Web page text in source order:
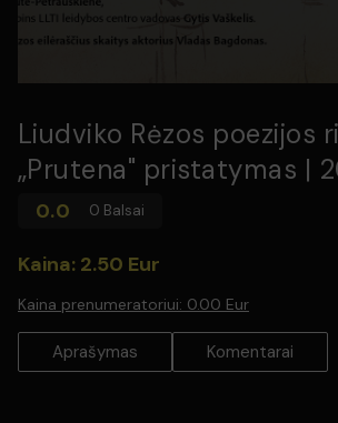
Liudviko Rėzos poezijos
„Prutena" pristatymas |
0.0 0 Balsai
Kaina: 2.50 Eur
Kaina prenumeratoriui: 0.00 Eur
Aprašymas Komentarai